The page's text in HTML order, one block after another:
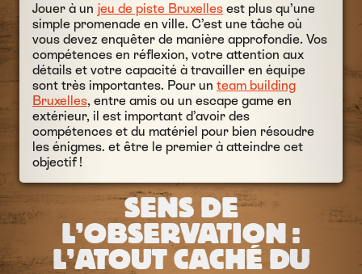
Jouer à un jeu de piste Bruxelles est plus qu’une
simple promenade en ville. C’est une tâche où
vous devez enquêter de manière approfondie. Vos
compétences en réflexion, votre attention aux
détails et votre capacité à travailler en équipe
sont très importantes. Pour un team building
Bruxelles, entre amis ou un escape game en
extérieur, il est important d’avoir des
compétences et du matériel pour bien résoudre
les énigmes. et être le premier à atteindre cet
objectif !
SENS DE
L’OBSERVATION :
L’ATOUT CACHÉ DU